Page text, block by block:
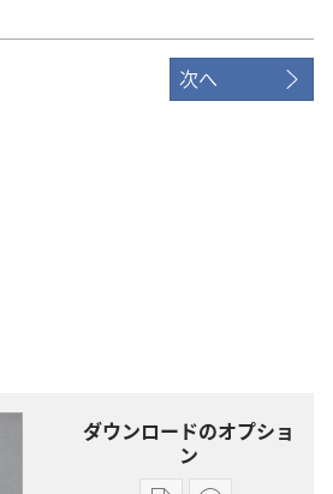
次へ
ダウンロードのオプショ
ン